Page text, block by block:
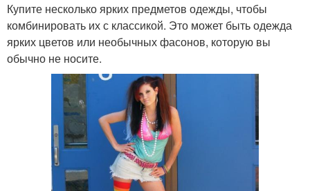
Купите несколько ярких предметов одежды, чтобы
комбинировать их с классикой. Это может быть одежда
ярких цветов или необычных фасонов, которую вы
обычно не носите.